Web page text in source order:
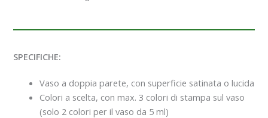
SPECIFICHE:
Vaso a doppia parete, con superficie satinata o lucida
Colori a scelta, con max. 3 colori di stampa sul vaso
(solo 2 colori per il vaso da 5 ml)